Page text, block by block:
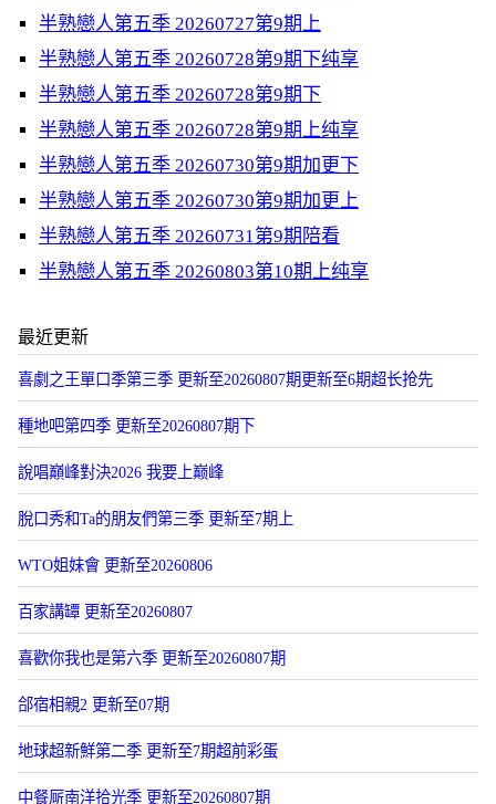
半熟戀人第五季 20260727第9期上
半熟戀人第五季 20260728第9期下纯享
半熟戀人第五季 20260728第9期下
半熟戀人第五季 20260728第9期上纯享
半熟戀人第五季 20260730第9期加更下
半熟戀人第五季 20260730第9期加更上
半熟戀人第五季 20260731第9期陪看
半熟戀人第五季 20260803第10期上纯享
最近更新
喜劇之王單口季第三季 更新至20260807期更新至6期超长抢先
種地吧第四季 更新至20260807期下
說唱巔峰對決2026 我要上巅峰
脫口秀和Ta的朋友們第三季 更新至7期上
WTO姐妹會 更新至20260806
百家講罈 更新至20260807
喜歡你我也是第六季 更新至20260807期
郃宿相親2 更新至07期
地球超新鮮第二季 更新至7期超前彩蛋
中餐厛南洋拾光季 更新至20260807期